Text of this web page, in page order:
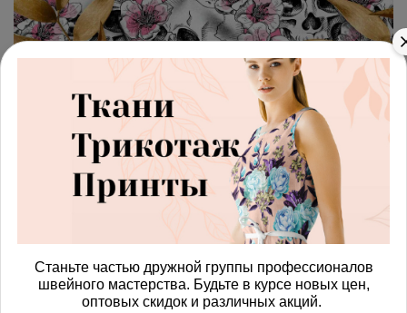
арт.428768_niagara
Ткань ниагара розовые
черепа
Получить доступ к оптовым ценам
В корзину
Станьте частью дружной группы профессионалов
швейного мастерства. Будьте в курсе новых цен,
оптовых скидок и различных акций.